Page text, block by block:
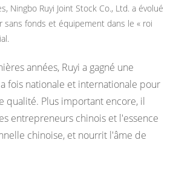
Ningbo Ruyi Joint Stock Co., Ltd. a évolué
fonds et équipement dans le « roi
années, Ruyi a gagné une
fois nationale et internationale pour
qualité. Plus important encore, il
entrepreneurs chinois et l'essence
chinoise, et nourrit l'âme de